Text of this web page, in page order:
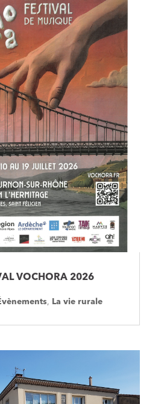
VOCHORA 2026
La vie rurale